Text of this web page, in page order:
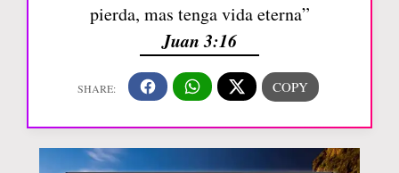
pierda, mas tenga vida eterna”
Juan 3:16